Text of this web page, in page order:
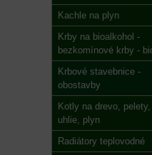
Kachle na plyn
Krby na bioalkohol -
bezkomínové krby -
Krbové stavebnice -
obostavby
Kotly na drevo, pelety,
uhlie, plyn
Radiátory teplovodné